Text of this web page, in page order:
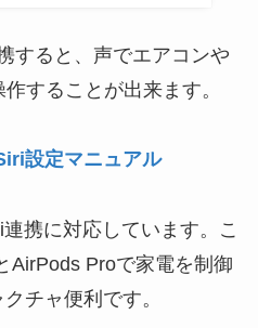
すると、声でエアコンや
することが出来ます。
設定マニュアル